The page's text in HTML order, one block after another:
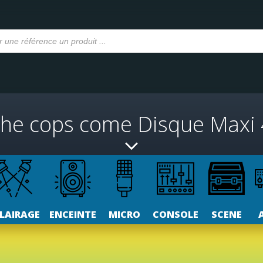
cops come Disque Maxi
ENCEINTE MICRO CONSOLE SCENE